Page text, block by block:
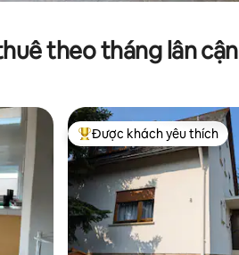
theo tháng lân cận
Được khách yêu thích nhất
Được khách yêu thích